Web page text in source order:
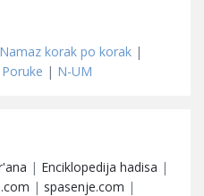
Namaz korak po korak |
| N-UM
| Enciklopedija hadisa |
| spasenje.com |